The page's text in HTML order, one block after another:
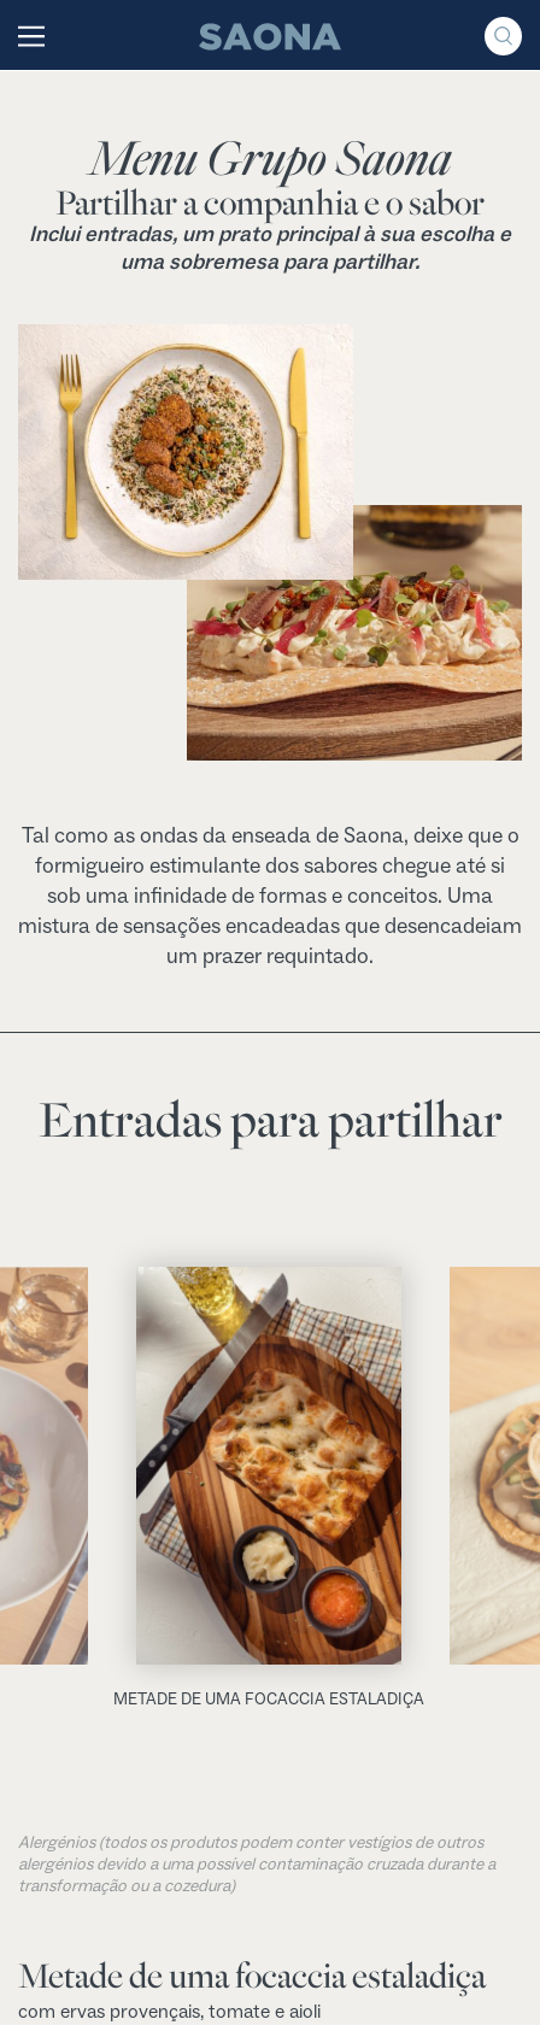
Grupo Saona
Menu Grupo Saona
Partilhar a companhia e o sabor
Inclui entradas, um prato principal à sua escolha e
uma sobremesa para partilhar.
Tal como as ondas da enseada de Saona, deixe que o
formigueiro estimulante dos sabores chegue até si
sob uma infinidade de formas e conceitos. Uma
mistura de sensações encadeadas que desencadeiam
um prazer requintado.
Entradas para partilhar
METADE DE UMA FOCACCIA ESTALADIÇA
Alergénios (todos os produtos podem conter vestígios de outros
alergénios devido a uma possível contaminação cruzada durante a
transformação ou a cozedura)
Metade de uma focaccia estaladiça
com ervas provençais, tomate e aioli